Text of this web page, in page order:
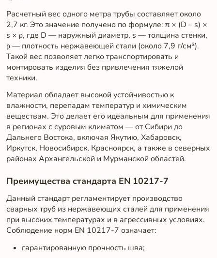
Расчетный вес одного метра трубы составляет около
2,7 кг. Это значение получено по формуле: π × (D – s) ×
s × ρ, где D — наружный диаметр, s — толщина стенки,
ρ — плотность нержавеющей стали (около 7,9 г/см³).
Такой вес позволяет легко транспортировать и
монтировать изделия без привлечения тяжелой
техники.
Материал обладает высокой устойчивостью к
влажности, перепадам температур и химическим
веществам. Это делает его идеальным для применения
в регионах с суровым климатом — от Сибири до
Дальнего Востока, включая Якутию, Хабаровск,
Иркутск, Новосибирск, Красноярск, а также в северных
районах Архангельской и Мурманской областей.
Преимущества стандарта EN 10217-7
Данный стандарт регламентирует производство
сварных труб из нержавеющих сталей для применения
при высоких температурах и в агрессивных условиях.
Соблюдение норм EN 10217-7 означает:
гарантированную прочность шва;